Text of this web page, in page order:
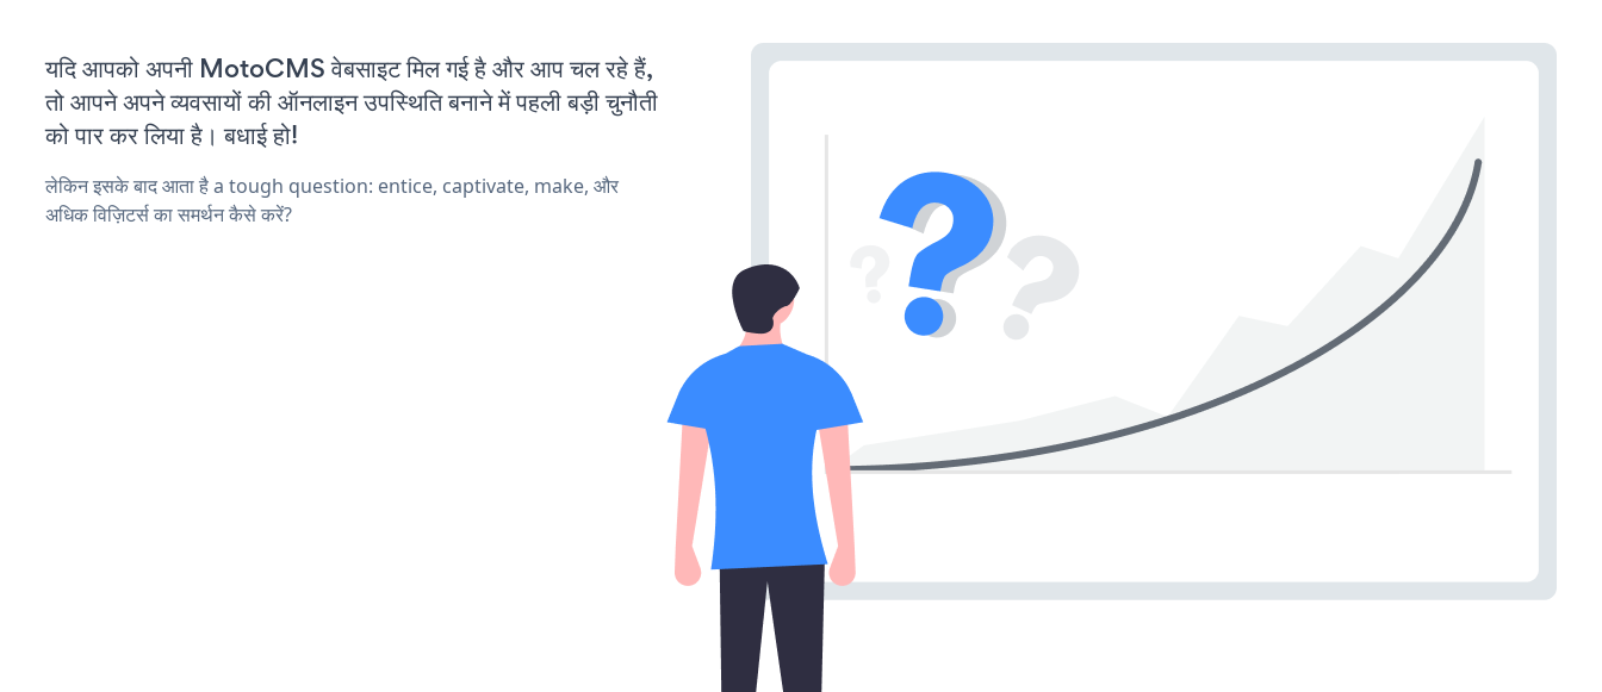
यदि आपको अपनी MotoCMS वेबसाइट मिल गई है और आप चल रहे हैं,
तो आपने अपने व्यवसायों की ऑनलाइन उपस्थिति बनाने में पहली बड़ी चुनौती
को पार कर लिया है। बधाई हो!
लेकिन इसके बाद आता है a tough question: entice, captivate, make, और
अधिक विज़िटर्स का समर्थन कैसे करें?